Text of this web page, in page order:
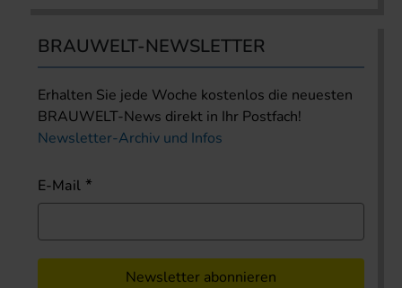
BRAUWELT-NEWSLETTER
Erhalten Sie jede Woche kostenlos die neuesten
BRAUWELT-News direkt in Ihr Postfach!
Newsletter-Archiv und Infos
E-Mail
Newsletter abonnieren